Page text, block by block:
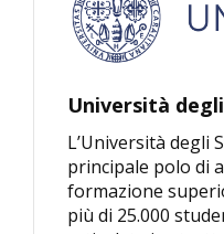
Università
L’Università degli
principale polo di
formazione
più di 25.000